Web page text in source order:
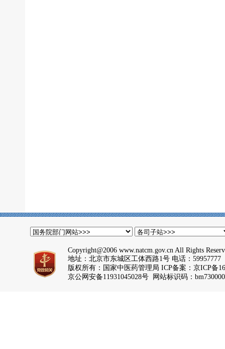
Copyright@2006 www.natcm.gov.cn All Rights
地址：北京市东城区工体西路1号 电话：59957777
版权所有：国家中医药管理局 ICP备案： 京ICP备
京公网安备11931045028号 网站标识码：